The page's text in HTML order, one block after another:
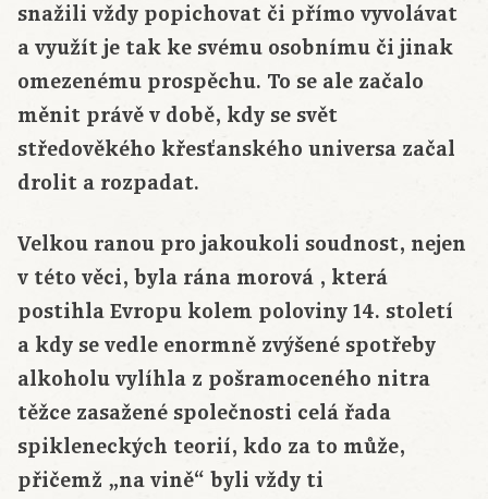
snažili vždy popichovat či přímo vyvolávat
a využít je tak ke svému osobnímu či jinak
omezenému prospěchu. To se ale začalo
měnit právě v době, kdy se svět
středověkého křesťanského universa začal
drolit a rozpadat.
Velkou ranou pro jakoukoli soudnost, nejen
v této věci, byla rána morová , která
postihla Evropu kolem poloviny 14. století
a kdy se vedle enormně zvýšené spotřeby
alkoholu vylíhla z pošramoceného nitra
těžce zasažené společnosti celá řada
spikleneckých teorií, kdo za to může,
přičemž „na vině“ byli vždy ti